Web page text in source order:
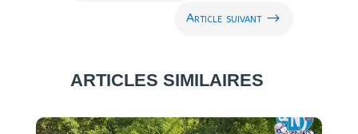
Article suivant $
ARTICLES SIMILAIRES